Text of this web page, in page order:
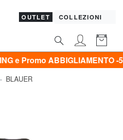
OUTLET COLLEZIONI
-50% | -60% |
BLAUER